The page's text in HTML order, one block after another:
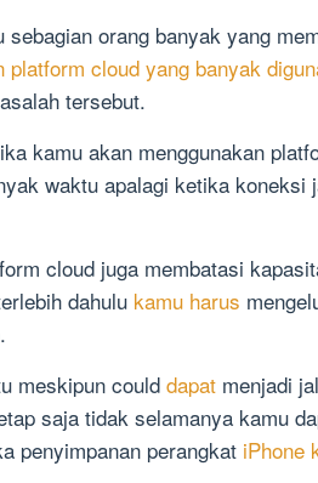
sebagian orang banyak yang
platform cloud yang banyak
tersebut.
kamu akan menggunakan
waktu apalagi ketika koneksi
cloud juga membatasi
dahulu kamu harus
meskipun could dapat menjadi
saja tidak selamanya kamu
penyimpanan perangkat iPhone